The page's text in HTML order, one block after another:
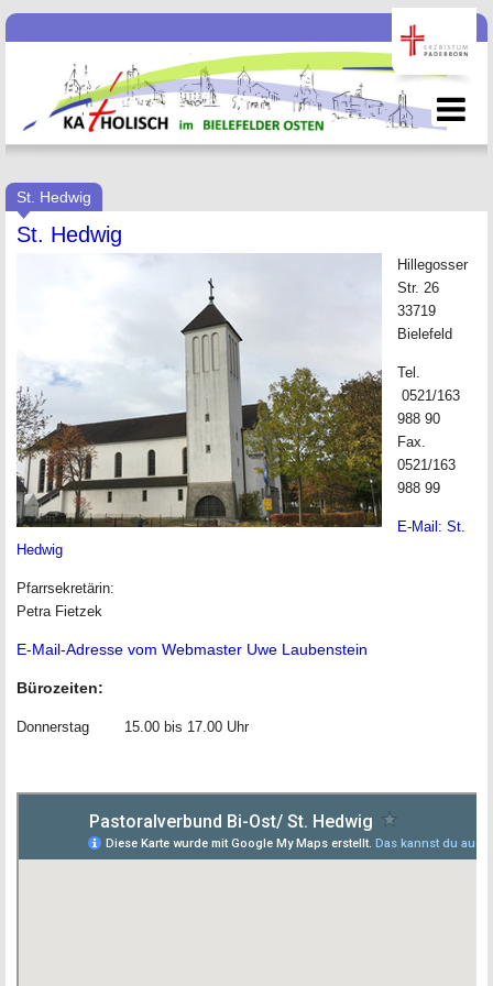
St. Hedwig
St. Hedwig
Hillegosser
Str. 26
33719
Bielefeld
Tel.
0521/163
988 90
Fax.
0521/163
988 99
E-Mail: St.
Hedwig
Pfarrsekretärin:
Petra Fietzek
E-Mail-Adresse vom Webmaster Uwe Laubenstein
Bürozeiten:
Donnerstag 15.00 bis 17.00 Uhr